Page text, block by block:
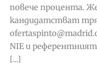
повече процента.
кандидатстват
NIE и
[…]